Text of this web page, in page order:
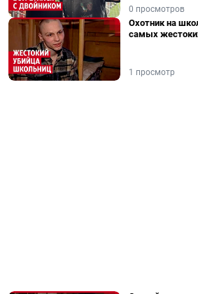
0 просмотров
Охотник на
самых
1 просмотр